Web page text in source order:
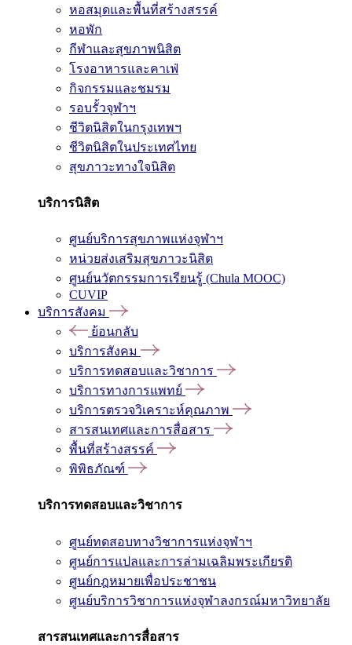
หอสมุดและพื้นที่สร้างสรรค์
หอพัก
กีฬาและสุขภาพนิสิต
โรงอาหารและคาเฟ่
กิจกรรมและชมรม
รอบรั้วจุฬาฯ
ชีวิตนิสิตในกรุงเทพฯ
ชีวิตนิสิตในประเทศไทย
สุขภาวะทางใจนิสิต
บริการนิสิต
ศูนย์บริการสุขภาพแห่งจุฬาฯ
หน่วยส่งเสริมสุขภาวะนิสิต
ศูนย์นวัตกรรมการเรียนรู้ (Chula MOOC)
CUVIP
บริการสังคม
ย้อนกลับ
บริการสังคม
บริการทดสอบและวิชาการ
บริการทางการแพทย์
บริการตรวจวิเคราะห์คุณภาพ
สารสนเทศและการสื่อสาร
พื้นที่สร้างสรรค์
พิพิธภัณฑ์
บริการทดสอบและวิชาการ
ศูนย์ทดสอบทางวิชาการแห่งจุฬาฯ
ศูนย์การแปลและการล่ามเฉลิมพระเกียรติ
ศูนย์กฎหมายเพื่อประชาชน
ศูนย์บริการวิชาการแห่งจุฬาลงกรณ์มหาวิทยาลัย
สารสนเทศและการสื่อสาร